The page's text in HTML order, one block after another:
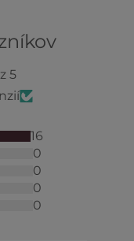
5
16
0
0
0
0